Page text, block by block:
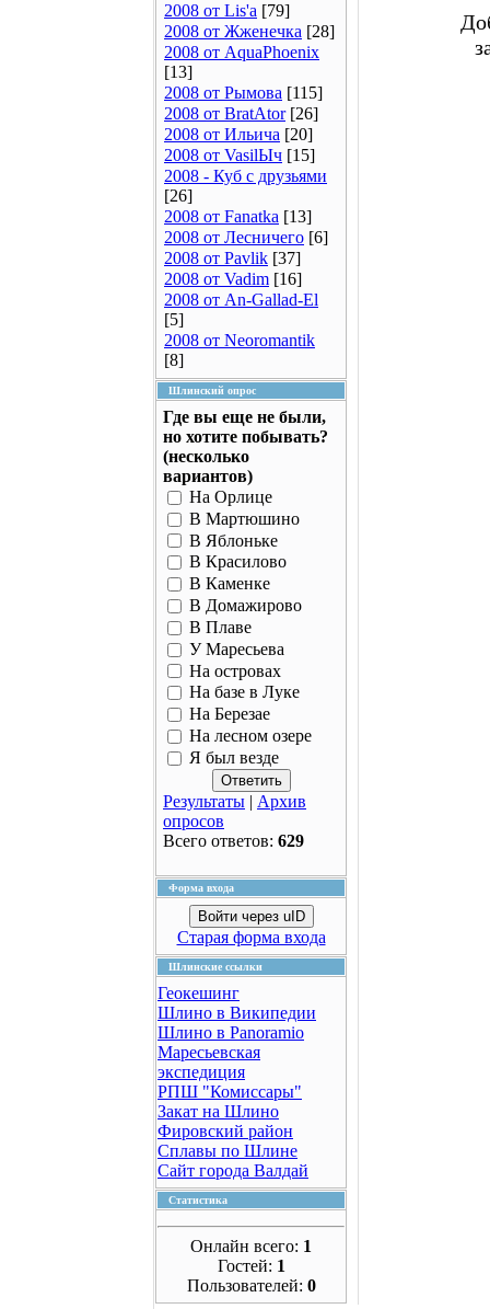
2008 от Lis'a [79]
2008 от Жженечка [28]
2008 от AquaPhoenix
[13]
2008 от Рымова [115]
2008 от BratAtor [26]
2008 от Ильича [20]
2008 от VasilЫч [15]
2008 - Куб с друзьями
[26]
2008 от Fanatka [13]
2008 от Лесничего [6]
2008 от Pavlik [37]
2008 от Vadim [16]
2008 от An-Gallad-El
[5]
2008 от Neoromantik
[8]
Шлинский опрос
Где вы еще не были,
но хотите побывать?
(несколько
вариантов)
На Орлице
В Мартюшино
В Яблоньке
В Красилово
В Каменке
В Домажирово
В Плаве
У Маресьева
На островах
На базе в Луке
На Березае
На лесном озере
Я был везде
Результаты | Архив
опросов
Всего ответов: 629
Форма входа
Войти через uID
Старая форма входа
Шлинские ссылки
Геокешинг
Шлино в Википедии
Шлино в Panoramio
Маресьевская
экспедиция
РПШ "Комиссары"
Закат на Шлино
Фировский район
Сплавы по Шлине
Сайт города Валдай
Статистика
Онлайн всего: 1
Гостей: 1
Пользователей: 0